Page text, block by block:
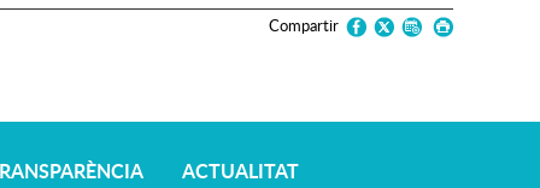
Compartir
ACTUALITAT